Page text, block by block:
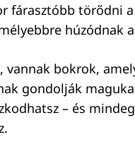
fárasztóbb törődni
húzódnak
vannak bokrok,
gondolják
– és